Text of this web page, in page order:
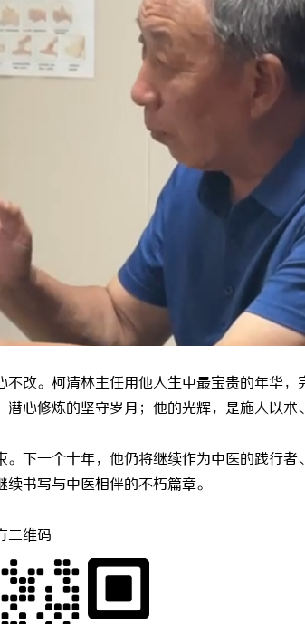
不改。柯清林主任用他人生中最宝贵的年华，
心修炼的坚守岁月；他的光辉，是施人以术
。下一个十年，他仍将继续作为中医的践行
书写与中医相伴的不朽篇章。
二维码